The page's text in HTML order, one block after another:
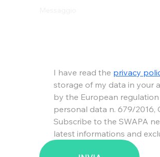
I have read the privacy
storage of my data in your
by the European
personal data n. 679/2016,
Subscribe to the SWAPA
latest informations and